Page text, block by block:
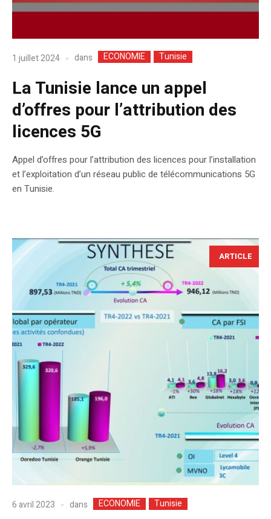
1 juillet 2024 dans ECONOMIE Tunisie
La Tunisie lance un appel
d’offres pour l’attribution des
licences 5G
Appel d’offres pour l’attribution des licences pour l’installation
et l’exploitation d’un réseau public de télécommunications 5G
en Tunisie.
ARTICLE
6 avril 2023 dans ECONOMIE Tunisie